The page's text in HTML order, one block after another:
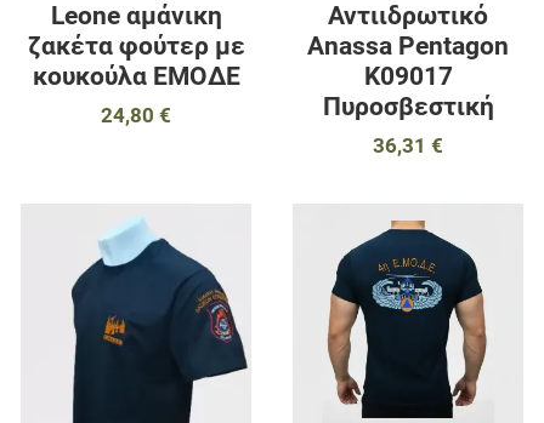
Leone αμάνικη
ζακέτα φούτερ με
κουκούλα ΕΜΟΔΕ
24,80 €
Αντιιδρωτικό
Anassa Pentagon
K09017
Πυροσβεστική
36,31 €
Προσθήκη στα αγαπημένα
Προσθήκη για σύγκριση
Γρήγορη ματιά